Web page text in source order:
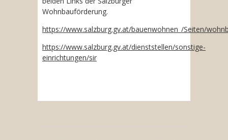
Wohnbauförderung.
https://www.salzburg.gv.at/bauenwohnen_/Seiten/
https://www.salzburg.gv.at/dienststellen/sonstige-
einrichtungen/sir